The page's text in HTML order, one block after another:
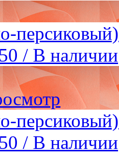
/ В наличии
/ В наличии